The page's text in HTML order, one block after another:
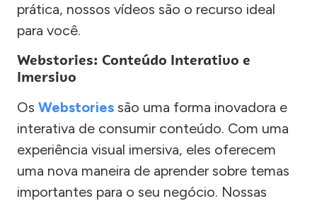
prática, nossos vídeos são o recurso ideal
para você.
Webstories: Conteúdo Interativo e
Imersivo
Os Webstories são uma forma inovadora e
interativa de consumir conteúdo. Com uma
experiência visual imersiva, eles oferecem
uma nova maneira de aprender sobre temas
importantes para o seu negócio. Nossas